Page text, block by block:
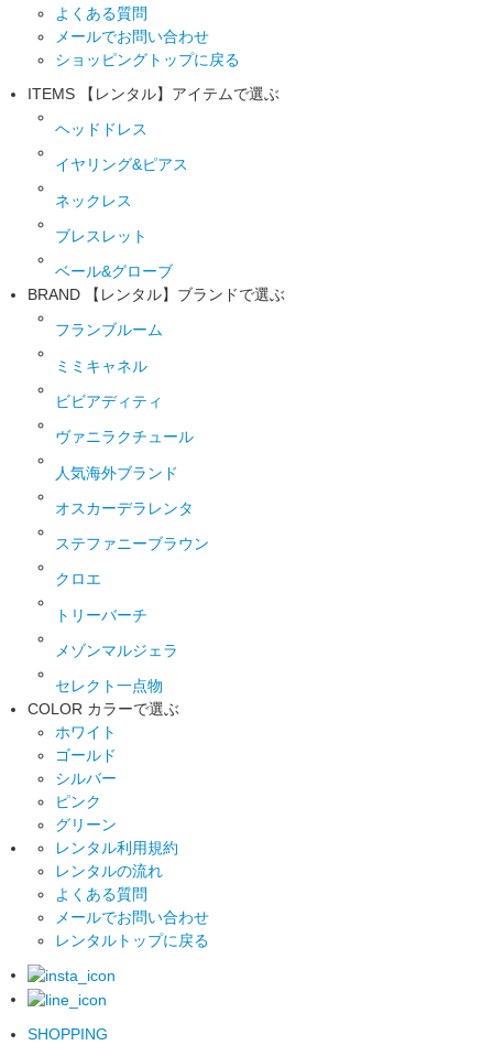
よくある質問
メールでお問い合わせ
ショッピングトップに戻る
ITEMS
【レンタル】アイテムで選ぶ
ヘッドドレス
イヤリング&ピアス
ネックレス
ブレスレット
ベール&グローブ
BRAND
【レンタル】ブランドで選ぶ
フランブルーム
ミミキャネル
ビビアディティ
ヴァニラクチュール
人気海外ブランド
オスカーデラレンタ
ステファニーブラウン
クロエ
トリーバーチ
メゾンマルジェラ
セレクト一点物
COLOR カラーで選ぶ
ホワイト
ゴールド
シルバー
ピンク
グリーン
レンタル利用規約
レンタルの流れ
よくある質問
メールでお問い合わせ
レンタルトップに戻る
SHOPPING